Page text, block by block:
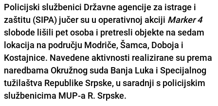
Policijski službenici Državne agencije za istrage i
zaštitu (SIPA) jučer su u operativnoj akciji Marker 4
slobode lišili pet osoba i pretresli objekte na sedam
lokacija na području Modriče, Šamca, Doboja i
Kostajnice. Navedene aktivnosti realizirane su prema
naredbama Okružnog suda Banja Luka i Specijalnog
tužilaštva Republike Srpske, u saradnji s policijskim
službenicima MUP-a R. Srpske.